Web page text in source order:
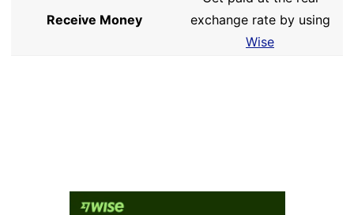
Receive Money
exchange rate by using
Wise